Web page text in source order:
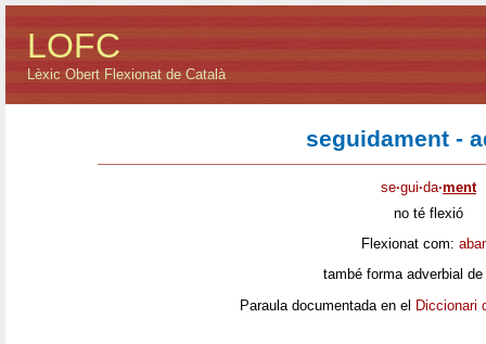
LOFC
Lèxic Obert Flexionat de Català
seguidament -
se·gui·da·ment
no té flexió
Flexionat com:
també forma adverbial
Paraula documentada en el Diccionari